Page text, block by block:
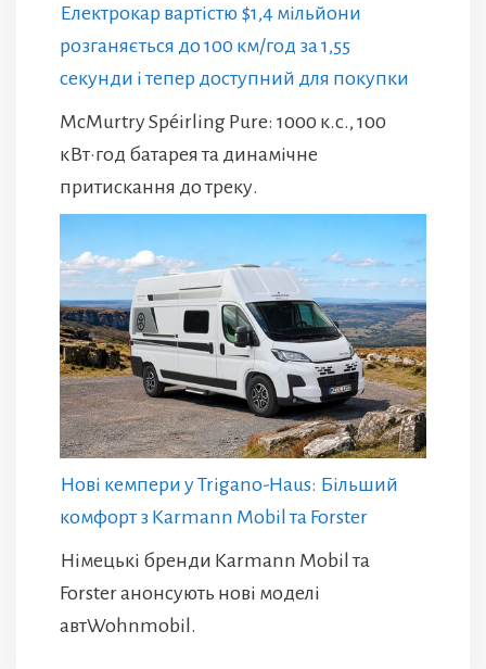
Електрокар вартістю $1,4 мільйони
розганяється до 100 км/год за 1,55
секунди і тепер доступний для покупки
McMurtry Spéirling Pure: 1000 к.с., 100
кВт·год батарея та динамічне
притискання до треку.
Нові кемпери у Trigano-Haus: Більший
комфорт з Karmann Mobil та Forster
Німецькі бренди Karmann Mobil та
Forster анонсують нові моделі
автWohnmobil.